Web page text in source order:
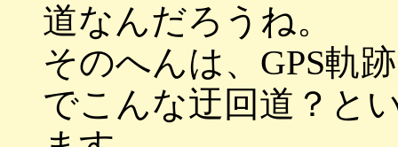
道なんだろうね。
そのへんは、GPS軌
でこんな迂回道？と